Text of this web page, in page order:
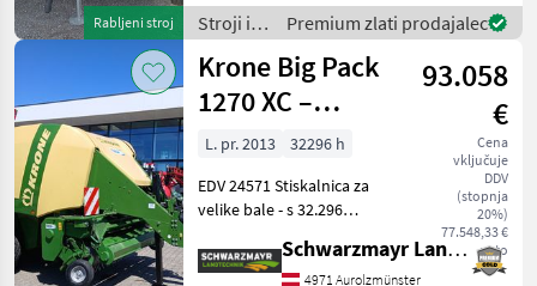
Rabljeni stroj
Bodenabsenkung *E-Achse
mit 2-Leiter Druckl.-Brems
Stroji in
oprema
za žetev
in
spravilo
/ Krone
Premium zlati prodajalec
Krone Big Pack
1270 XC –
visokohitrostni
večbalni balirnik
93.058
€
Cena
vključuje
DDV
(stopnja
20%)
77.548,33 €
neto
L. pr. 2013
32296 h
EDV 24571 Stiskalnica za
velike bale - s 32.296
dimenzijami bal 120 x 70 cm
in dolžino bal od 1, 0 m do
Schwarzmayr Landtechnik GmbH - Aurolzmünster
4971 Aurolzmünster